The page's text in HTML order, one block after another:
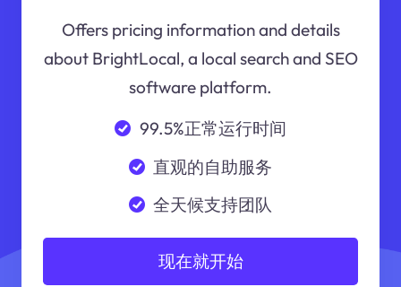
Offers pricing information and details
about BrightLocal, a local search and SEO
software platform.
99.5%正常运行时间
直观的自助服务
全天候支持团队
现在就开始